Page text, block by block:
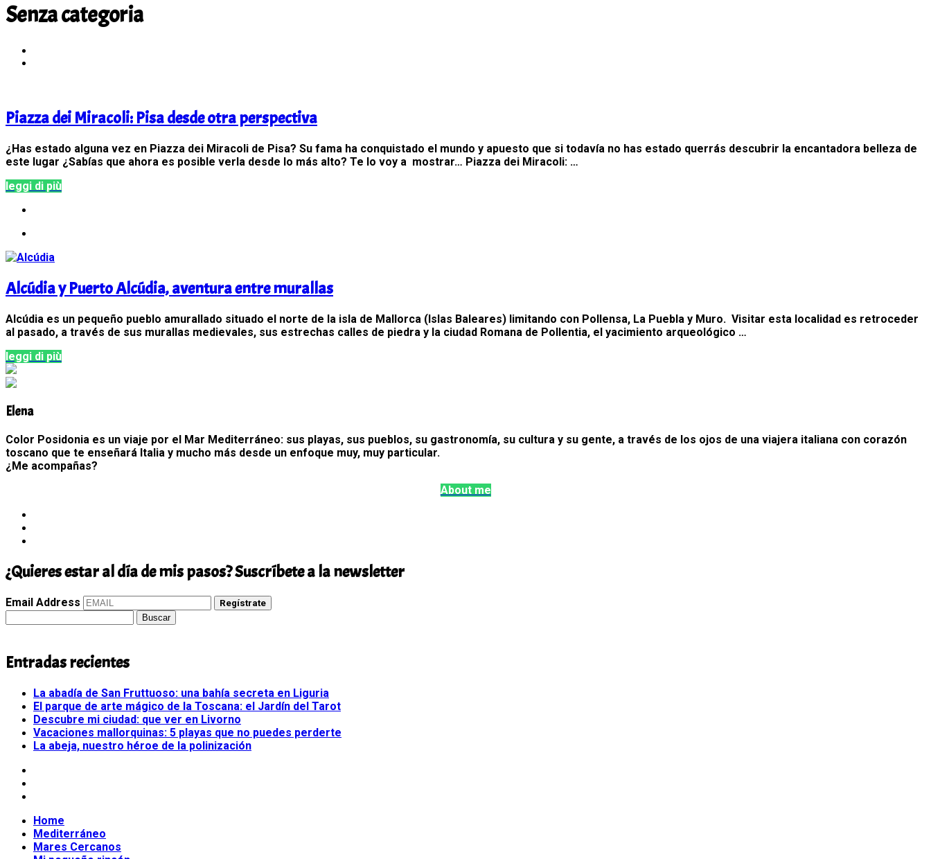
Senza categoria
Piazza dei Miracoli: Pisa desde otra perspectiva
¿Has estado alguna vez en Piazza dei Miracoli de Pisa? Su fama ha conquistado el mundo y apuesto que si todavía no has estado querrás descubrir la encantadora belleza de
este lugar ¿Sabías que ahora es posible verla desde lo más alto? Te lo voy a mostrar… Piazza dei Miracoli: …
leggi di più
Alcúdia y Puerto Alcúdia, aventura entre murallas
Alcúdia es un pequeño pueblo amurallado situado el norte de la isla de Mallorca (Islas Baleares) limitando con Pollensa, La Puebla y Muro. Visitar esta localidad es retroceder
al pasado, a través de sus murallas medievales, sus estrechas calles de piedra y la ciudad Romana de Pollentia, el yacimiento arqueológico …
leggi di più
Elena
Color Posidonia es un viaje por el Mar Mediterráneo: sus playas, sus pueblos, su gastronomía, su cultura y su gente, a través de los ojos de una viajera italiana con corazón
toscano que te enseñará Italia y mucho más desde un enfoque muy, muy particular.
¿Me acompañas?
About me
¿Quieres estar al día de mis pasos? Suscríbete a la newsletter
Email Address Regístrate
Entradas recientes
La abadía de San Fruttuoso: una bahía secreta en Liguria
El parque de arte mágico de la Toscana: el Jardín del Tarot
Descubre mi ciudad: que ver en Livorno
Vacaciones mallorquinas: 5 playas que no puedes perderte
La abeja, nuestro héroe de la polinización
Home
Mediterráneo
Mares Cercanos